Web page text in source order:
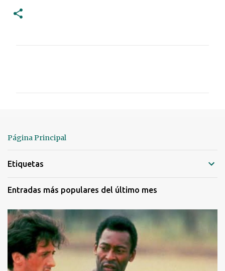
a
r
o
Página Principal
Etiquetas
Entradas más populares del último mes